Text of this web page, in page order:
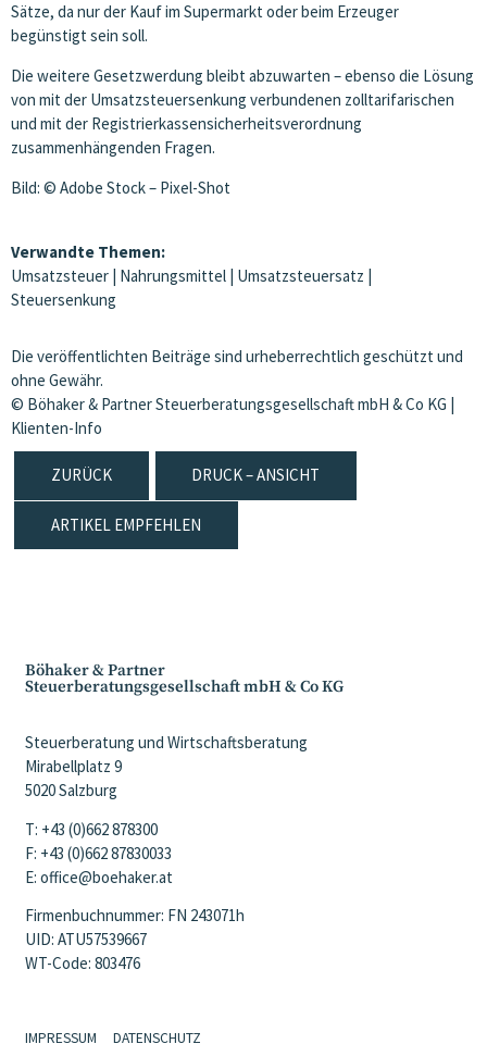
Sätze, da nur der Kauf im Supermarkt oder beim Erzeuger
begünstigt sein soll.
Die weitere Gesetzwerdung bleibt abzuwarten – ebenso die Lösung
von mit der Umsatzsteuersenkung verbundenen zolltarifarischen
und mit der Registrierkassensicherheitsverordnung
zusammenhängenden Fragen.
Bild: © Adobe Stock – Pixel-Shot
Verwandte Themen:
Umsatzsteuer | Nahrungsmittel | Umsatzsteuersatz |
Steuersenkung
Die veröffentlichten Beiträge sind urheberrechtlich geschützt und
ohne Gewähr.
© Böhaker & Partner Steuerberatungsgesellschaft mbH & Co KG |
Klienten-Info
ZURÜCK DRUCK – ANSICHT
ARTIKEL EMPFEHLEN
Böhaker & Partner
Steuerberatungsgesellschaft mbH & Co KG
Steuerberatung und Wirtschaftsberatung
Mirabellplatz 9
5020 Salzburg
T: +43 (0)662 878300
F: +43 (0)662 87830033
E: office@boehaker.at
Firmenbuchnummer: FN 243071h
UID: ATU57539667
WT-Code: 803476
IMPRESSUM DATENSCHUTZ